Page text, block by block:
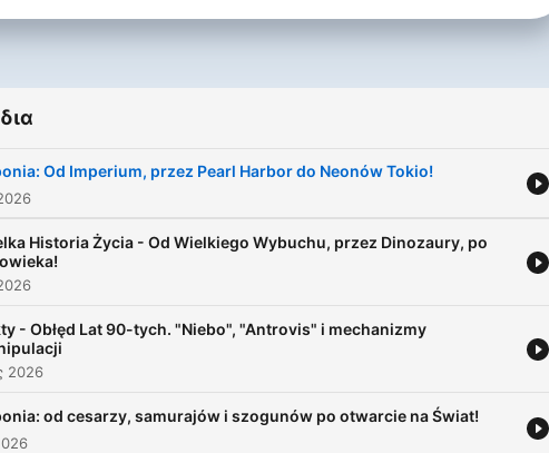
Od Imperium, przez Pearl Harbor do Neonów Tokio!
Historia Życia - Od Wielkiego Wybuchu, przez Dinozaury, po
- Obłęd Lat 90-tych. "Niebo", "Antrovis" i mechanizmy
2026
od cesarzy, samurajów i szogunów po otwarcie na Świat!